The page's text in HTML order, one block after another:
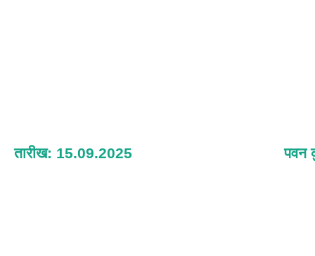
तारीख: 15.09.2025 पवन